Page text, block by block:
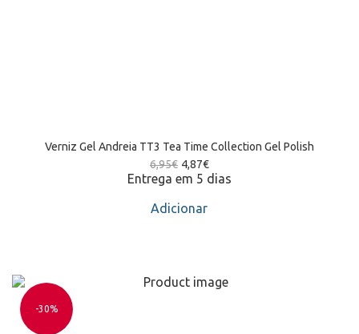
Verniz Gel Andreia TT3 Tea Time Collection Gel Polish
6,95€ 4,87€
Entrega em 5 dias
Adicionar
-30%